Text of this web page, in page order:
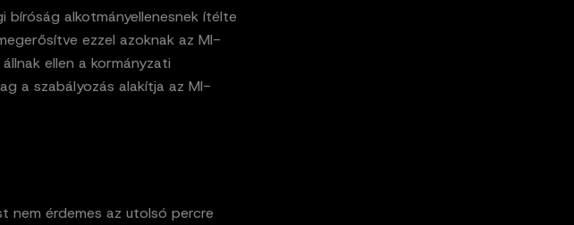
bíróság alkotmányellenesnek ítélte
ezzel azoknak az MI-
ellen a kormányzati
a szabályozás alakítja az MI-
nem érdemes az utolsó percre